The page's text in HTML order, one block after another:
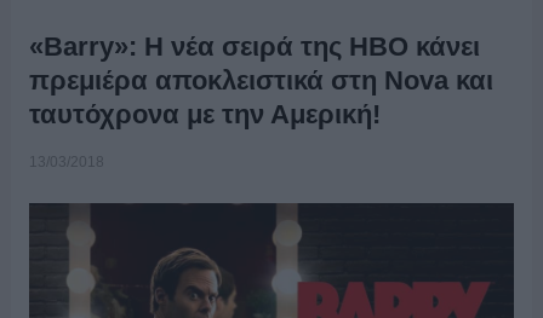
«Barry»: Η νέα σειρά της HBO κάνει
πρεμιέρα αποκλειστικά στη Nova και
ταυτόχρονα με την Αμερική!
13/03/2018